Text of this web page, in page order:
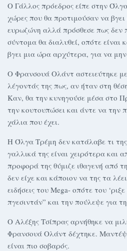
Ο Γάλλος πρόεδρος είπε στην
χώρες που θα προτιμούσαν να
ευρωζώνη αλλά πρόσθεσε πως δεν
σύντομα θα διαλυθεί, οπότε
βγει μια ώρα αρχύτερα, για να
Ο Φρανσουά Ολάντ αστειεύτηκε
λέγοντάς της πως, αν ήταν στη
Καν, θα την κυνηγούσε μέσα στο
την κουτουπώσει και άντε να την
χάλια που έχει.
Η Όλγα Τρέμη δεν κατάλαβε τι
γαλλικά της είναι χειρότερα και
προφορά της θύμιζε ιθαγενή από
δεν είχε και κάποιον να της τα
ειδήσεις του Mega- οπότε του
πγεσιντάν” και την πούλεψε για
Ο Αλέξης Τσίπρας αρνήθηκε να
Φρανσουά Ολάντ δέχτηκε.
είναι πιο σοβαρός.